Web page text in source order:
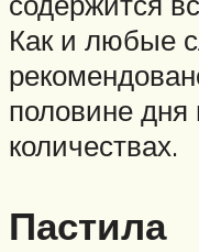
Как и любые
половине дня
количествах.
Пастила